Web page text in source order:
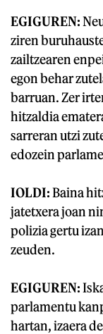
EGIGUREN:
ziren
zailtzearen
egon behar
barruan. Zer
hitzaldia
sarreran utzi
edozein
IOLDI:Baina
jatetxera joan
polizia gertu
zeuden.
EGIGUREN:
parlamentu
hartan, izaera